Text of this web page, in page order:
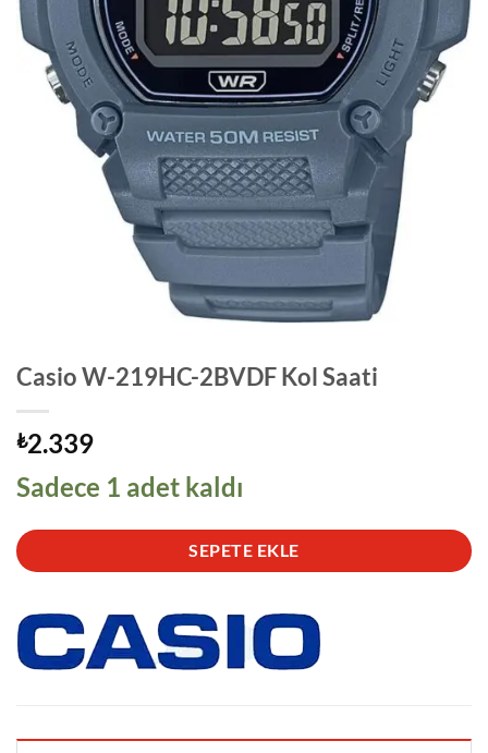
Casio W-219HC-2BVDF Kol Saati
₺2.339
Sadece 1 adet kaldı
SEPETE EKLE